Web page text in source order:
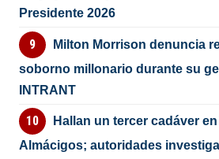
Presidente 2026
Milton Morrison denuncia
soborno millonario durante su
INTRANT
Hallan un tercer cadáver
Almácigos; autoridades